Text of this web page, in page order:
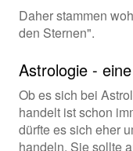
Daher stammen
den Sternen".
Astrologie -
Ob es sich bei
handelt ist schon
dürfte es sich eher
handeln. Sie sollte